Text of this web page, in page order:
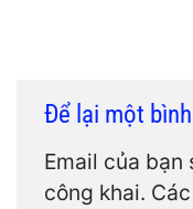
Để lại một
Email của bạn
công khai.